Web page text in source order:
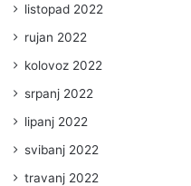
listopad 2022
rujan 2022
kolovoz 2022
srpanj 2022
lipanj 2022
svibanj 2022
travanj 2022